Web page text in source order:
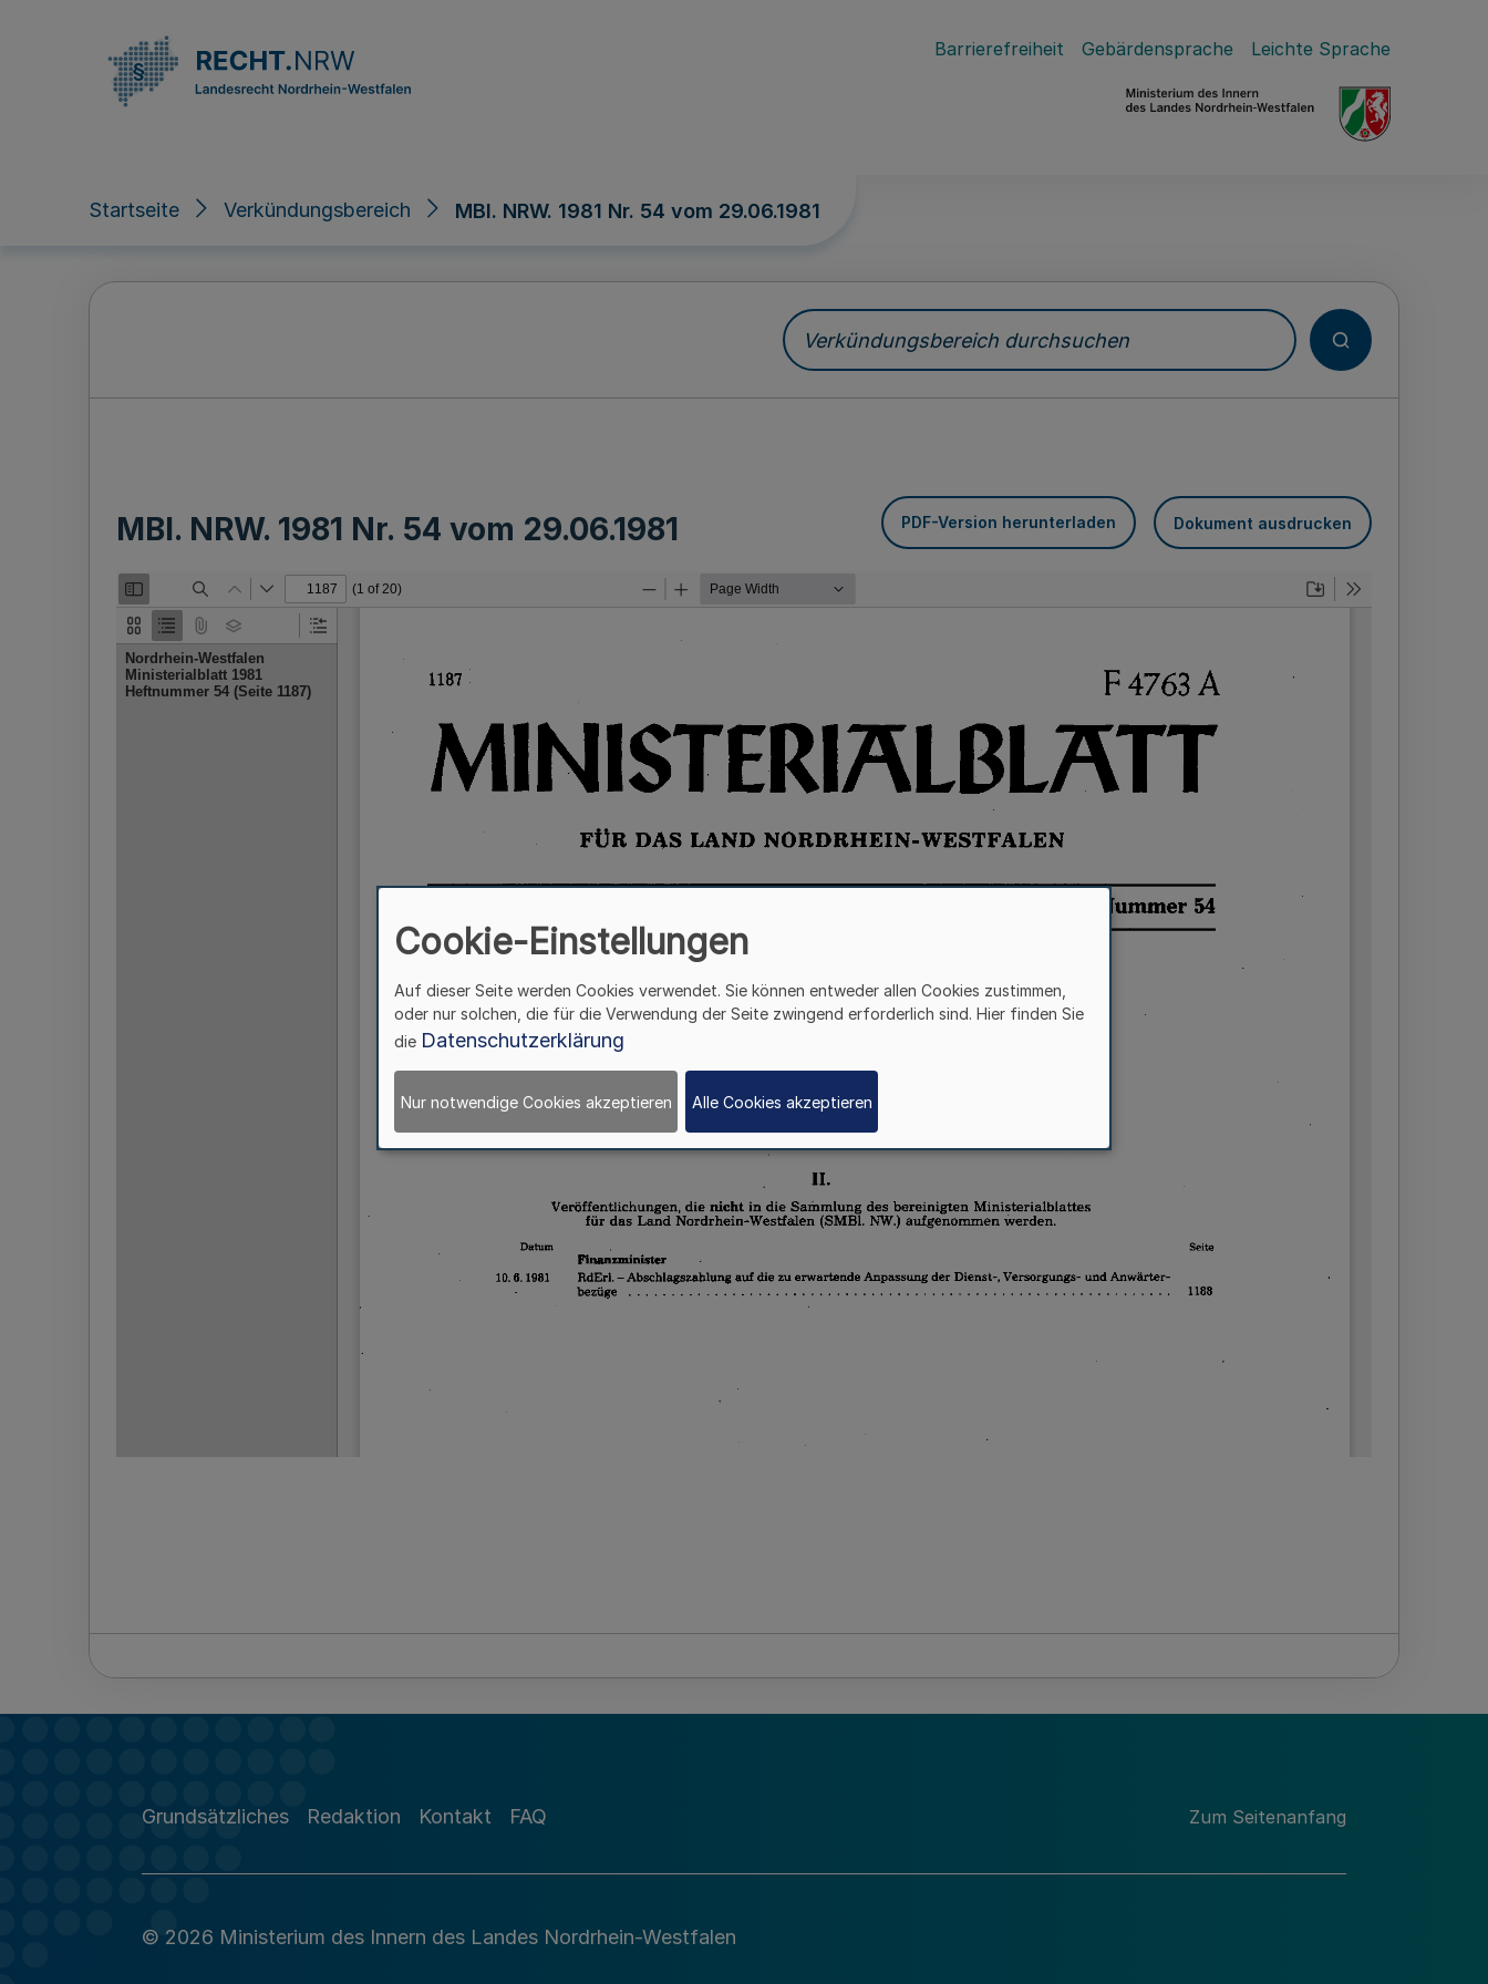
Barrierefreiheit Gebärdensprache Leichte Sprache
Startseite Verkündungsbereich MBl. NRW. 1981 Nr. 54 vom 29.06.1981
Verkündungsbereich durchsuchen
MBl. NRW. 1981 Nr. 54 vom 29.06.1981 PDF-Version herunterladen Dokument ausdrucken
Grundsätzliches Redaktion Kontakt FAQ Zum Seitenanfang
© 2026 Ministerium des Innern des Landes Nordrhein-Westfalen
Cookie-Einstellungen
Auf dieser Seite werden Cookies verwendet. Sie können entweder allen Cookies zustimmen,
oder nur solchen, die für die Verwendung der Seite zwingend erforderlich sind. Hier finden Sie
die Datenschutzerklärung
Nur notwendige Cookies akzeptieren Alle Cookies akzeptieren